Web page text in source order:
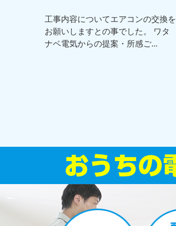
工事内容についてエアコンの交換を
お願いしますとの事でした。 ワタ
ナベ電気からの提案・所感ご...